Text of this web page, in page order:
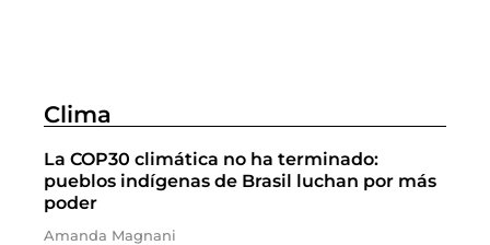
Clima
La COP30 climática no ha terminado:
pueblos indígenas de Brasil luchan por más
poder
Amanda Magnani